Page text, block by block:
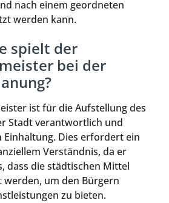
nach einem geordneten
werden kann.
spielt der
bei der
ist für die Aufstellung des
Stadt verantwortlich und
Einhaltung. Dies erfordert ein
Verständnis, da er
dass die städtischen Mittel
um den Bürgern
zu bieten.